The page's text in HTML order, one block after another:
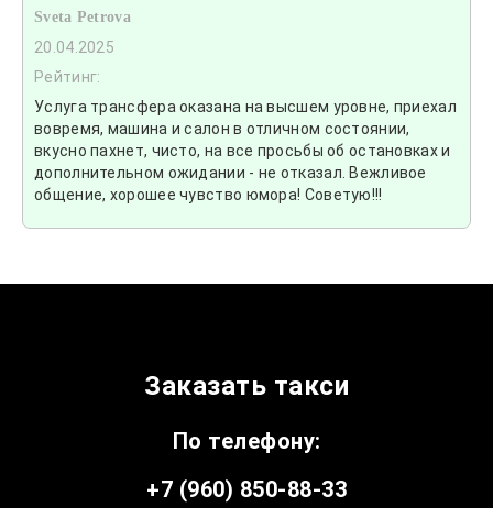
Sveta Petrova
20.04.2025
Рейтинг:
Услуга трансфера оказана на высшем уровне, приехал
вовремя, машина и салон в отличном состоянии,
вкусно пахнет, чисто, на все просьбы об остановках и
дополнительном ожидании - не отказал. Вежливое
общение, хорошее чувство юмора! Советую!!!
Заказать такси
По телефону:
+7 (960) 850-88-33